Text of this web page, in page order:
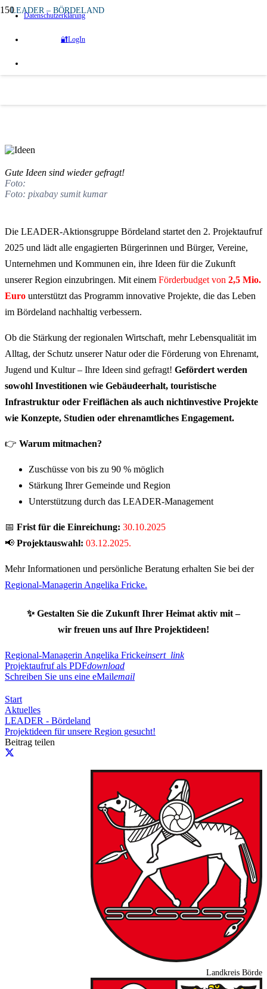
Datenschutzerklärung
🔐LogIn
LEADER – BÖRDELAND
vor 11 Monaten
🚀 Projektideen für unsere Region gesucht!
Zuschüsse von bis zu 90 % möglich
Gute Ideen sind wieder gefragt!
Foto:
Foto: pixabay sumit kumar
Die LEADER-Aktionsgruppe Bördeland startet den 2. Projektaufruf
2025 und lädt alle engagierten Bürgerinnen und Bürger, Vereine,
Unternehmen und Kommunen ein, ihre Ideen für die Zukunft
unserer Region einzubringen. Mit einem Förderbudget von 2,5 Mio.
Euro unterstützt das Programm innovative Projekte, die das Leben
im Bördeland nachhaltig verbessern.
Ob die Stärkung der regionalen Wirtschaft, mehr Lebensqualität im
Alltag, der Schutz unserer Natur oder die Förderung von Ehrenamt,
Jugend und Kultur – Ihre Ideen sind gefragt! Gefördert werden
sowohl Investitionen wie Gebäudeerhalt, touristische
Infrastruktur oder Freiflächen als auch nichtinvestive Projekte
wie Konzepte, Studien oder ehrenamtliches Engagement.
👉 Warum mitmachen?
Zuschüsse von bis zu 90 % möglich
Stärkung Ihrer Gemeinde und Region
Unterstützung durch das LEADER-Management
📅 Frist für die Einreichung: 30.10.2025
📢 Projektauswahl: 03.12.2025.
Mehr Informationen und persönliche Beratung erhalten Sie bei der
Regional-Managerin Angelika Fricke.
✨Gestalten Sie die Zukunft Ihrer Heimat aktiv mit –
wir freuen uns auf Ihre Projektideen!
Regional-Managerin Angelika Frickeinsert_link
Projektaufruf als PDFdownload
Schreiben Sie uns eine eMailemail
Start
Aktuelles
LEADER - Bördeland
Projektideen für unsere Region gesucht!
Beitrag teilen
Landkreis Börde